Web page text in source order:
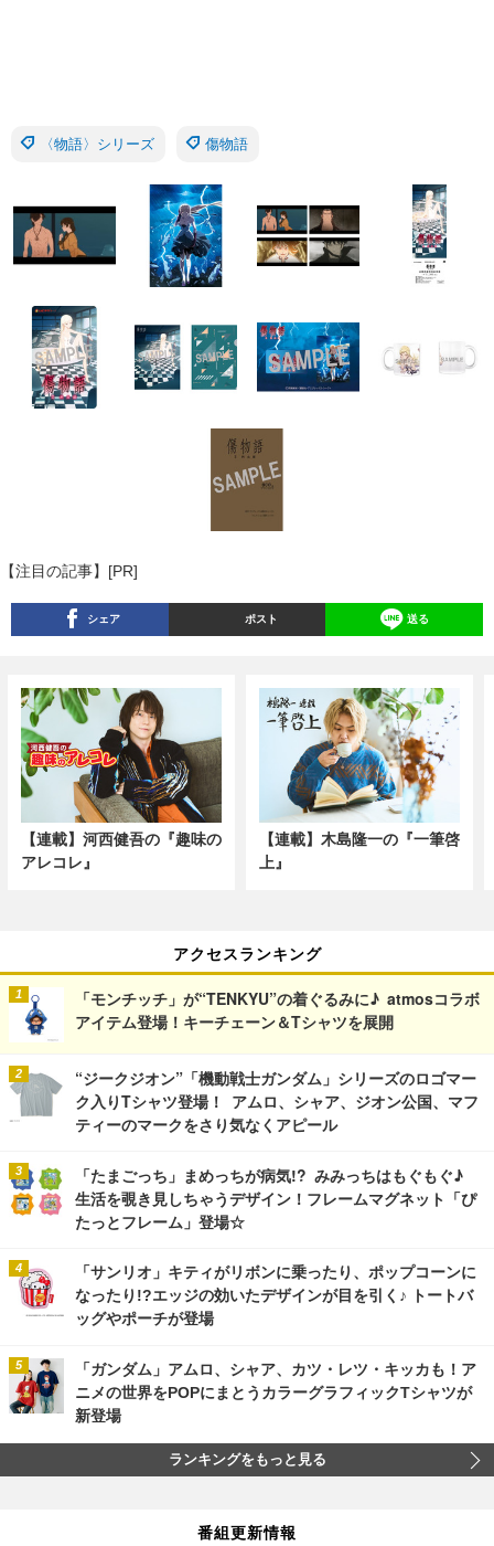
〈物語〉シリーズ 傷物語
【注目の記事】[PR]
シェア ポスト 送る
【連載】河西健吾の『趣味の
アレコレ』
【連載】木島隆一の『一筆啓
上』
アクセスランキング
「モンチッチ」が“TENKYU”の着ぐるみに♪ atmosコラボ
アイテム登場！キーチェーン＆Tシャツを展開
“ジークジオン”「機動戦士ガンダム」シリーズのロゴマー
ク入りTシャツ登場！ アムロ、シャア、ジオン公国、マフ
ティーのマークをさり気なくアピール
「たまごっち」まめっちが病気!? みみっちはもぐもぐ♪
生活を覗き見しちゃうデザイン！フレームマグネット「ぴ
たっとフレーム」登場☆
「サンリオ」キティがリボンに乗ったり、ポップコーンに
なったり!?エッジの効いたデザインが目を引く♪ トートバ
ッグやポーチが登場
「ガンダム」アムロ、シャア、カツ・レツ・キッカも！ア
ニメの世界をPOPにまとうカラーグラフィックTシャツが
新登場
ランキングをもっと見る
番組更新情報